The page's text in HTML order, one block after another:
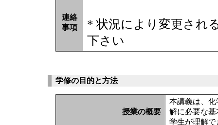
連絡
事項
* 状況により変更され
下さい
学修の目的と方法
授業の概要
本講義は、
解に必要な
学生が理解